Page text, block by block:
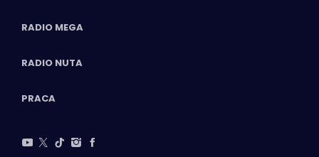
RADIO MEGA
RADIO NUTA
PRACA